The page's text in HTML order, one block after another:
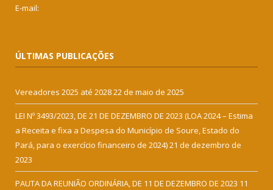
E-mail:
ÚLTIMAS PUBLICAÇÕES
Vereadores 2025 até 202822 de maio de 2025
LEI Nº 3493/2023, DE 21 DE DEZEMBRO DE 2023 (LOA 2024 – Estima
a Receita e fixa a Despesa do Município de Soure, Estado do
Pará, para o exercício financeiro de 2024)21 de dezembro de
2023
PAUTA DA REUNIÃO ORDINÁRIA, DE 11 DE DEZEMBRO DE 2023 11